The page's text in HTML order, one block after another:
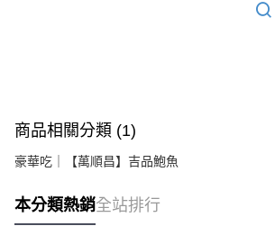
商品相關分類 (1)
豪華吃｜【萬順昌】吉品鮑魚
本分類熱銷全站排行